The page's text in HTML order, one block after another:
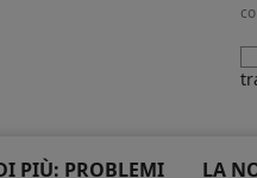
PIÙ: PROBLEMI LA